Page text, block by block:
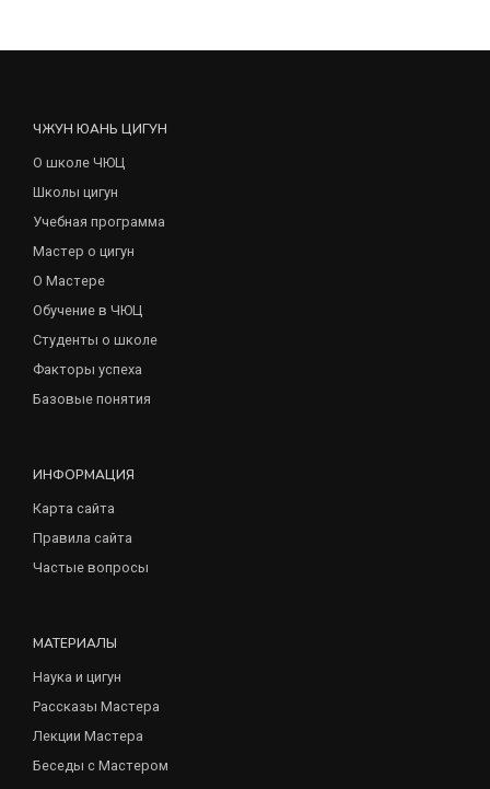
ЧЖУН ЮАНЬ ЦИГУН
О школе ЧЮЦ
Школы цигун
Учебная программа
Мастер о цигун
О Мастере
Обучение в ЧЮЦ
Студенты о школе
Факторы успеха
Базовые понятия
ИНФОРМАЦИЯ
Карта сайта
Правила сайта
Частые вопросы
МАТЕРИАЛЫ
Наука и цигун
Рассказы Мастера
Лекции Мастера
Беседы с Мастером